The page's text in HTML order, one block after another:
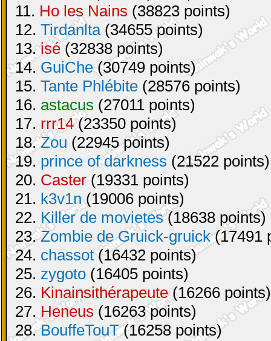
11. Ho les Nains (38823 points)
12. Tirdanlta(34655 points)
13.isé (32838 points)
14. GuiChe(30749 points)
15. Tante Phlébite (28576 points)
16. astacus (27011 points)
17. rrr14(23350 points)
18.Zou (22945 points)
19. prince of darkness (21522 points)
20. Caster (19331 points)
21. k3v1n(19006 points)
22. Killer de movietes(18638 points)
23.Zombie de Gruick-gruick(17491
24. chassot(16432 points)
25. zygoto (16405 points)
26. Kinainsithérapeute(16266 points)
27. Heneus (16263 points)
28.BouffeTouT(16258 points)